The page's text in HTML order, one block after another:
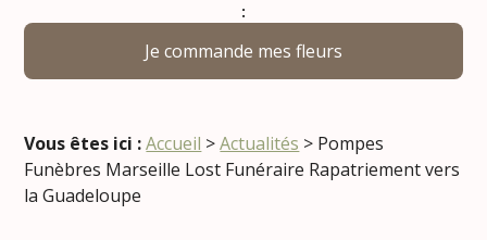
:
Je commande mes fleurs
Vous êtes ici : Accueil >Actualités > Pompes
Funèbres Marseille Lost Funéraire Rapatriement vers
la Guadeloupe